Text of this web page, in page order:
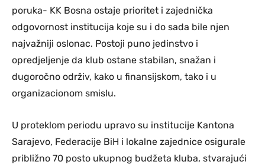
poruka- KK Bosna ostaje prioritet i zajednička
odgovornost institucija koje su i do sada bile njen
najvažniji oslonac. Postoji puno jedinstvo i
opredjeljenje da klub ostane stabilan, snažan i
dugoročno održiv, kako u finansijskom, tako i u
organizacionom smislu.
U proteklom periodu upravo su institucije Kantona
Sarajevo, Federacije BiH i lokalne zajednice osigurale
približno 70 posto ukupnog budžeta kluba, stvarajući